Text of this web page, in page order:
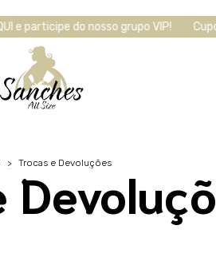
participe do nosso grupo VIP! Cupom
> Trocas e Devoluções